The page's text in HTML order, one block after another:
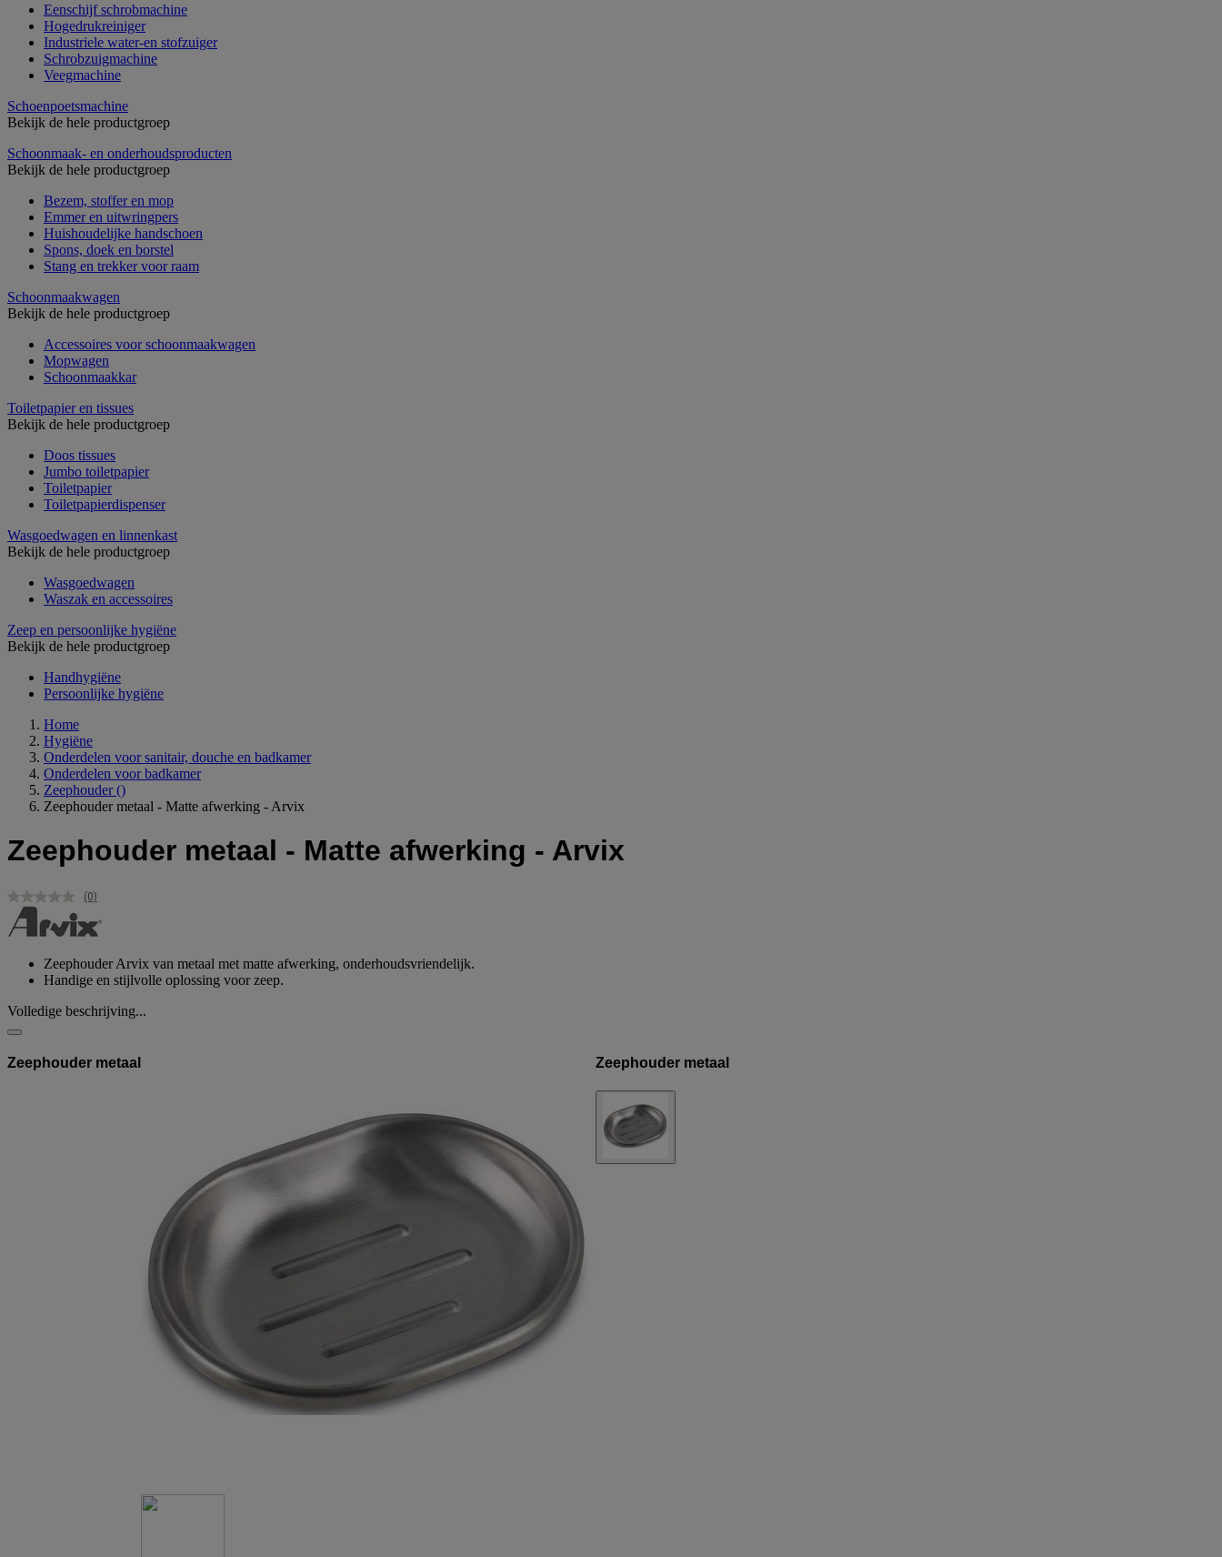
Eenschijf schrobmachine
Hogedrukreiniger
Industriele water-en stofzuiger
Schrobzuigmachine
Veegmachine
Schoenpoetsmachine
Bekijk de hele productgroep
Schoonmaak- en onderhoudsproducten
Bekijk de hele productgroep
Bezem, stoffer en mop
Emmer en uitwringpers
Huishoudelijke handschoen
Spons, doek en borstel
Stang en trekker voor raam
Schoonmaakwagen
Bekijk de hele productgroep
Accessoires voor schoonmaakwagen
Mopwagen
Schoonmaakkar
Toiletpapier en tissues
Bekijk de hele productgroep
Doos tissues
Jumbo toiletpapier
Toiletpapier
Toiletpapierdispenser
Wasgoedwagen en linnenkast
Bekijk de hele productgroep
Wasgoedwagen
Waszak en accessoires
Zeep en persoonlijke hygiëne
Bekijk de hele productgroep
Handhygiëne
Persoonlijke hygiëne
Home
Hygiëne
Onderdelen voor sanitair, douche en badkamer
Onderdelen voor badkamer
Zeephouder ()
Zeephouder metaal - Matte afwerking - Arvix
Zeephouder metaal - Matte afwerking - Arvix
Geen
scorewaarde.
Dezelfde
(0)
Zeephouder Arvix van metaal met matte afwerking, onderhoudsvriendelijk.
Handige en stijlvolle oplossing voor zeep.
Volledige beschrijving...
Zeephouder metaal Zeephouder metaal